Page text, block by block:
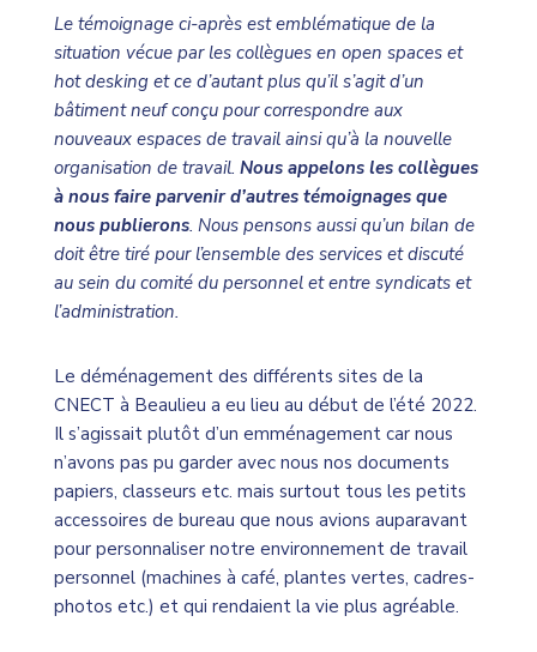
Le témoignage ci-après est emblématique de la
situation vécue par les collègues en open spaces et
hot desking et ce d’autant plus qu’il s’agit d’un
bâtiment neuf conçu pour correspondre aux
nouveaux espaces de travail ainsi qu’à la nouvelle
organisation de travail. Nous appelons les collègues
à nous faire parvenir d’autres témoignages que
nous publierons. Nous pensons aussi qu’un bilan de
doit être tiré pour l’ensemble des services et discuté
au sein du comité du personnel et entre syndicats et
l’administration.
Le déménagement des différents sites de la
CNECT à Beaulieu a eu lieu au début de l’été 2022.
Il s’agissait plutôt d’un emménagement car nous
n’avons pas pu garder avec nous nos documents
papiers, classeurs etc. mais surtout tous les petits
accessoires de bureau que nous avions auparavant
pour personnaliser notre environnement de travail
personnel (machines à café, plantes vertes, cadres-
photos etc.) et qui rendaient la vie plus agréable.